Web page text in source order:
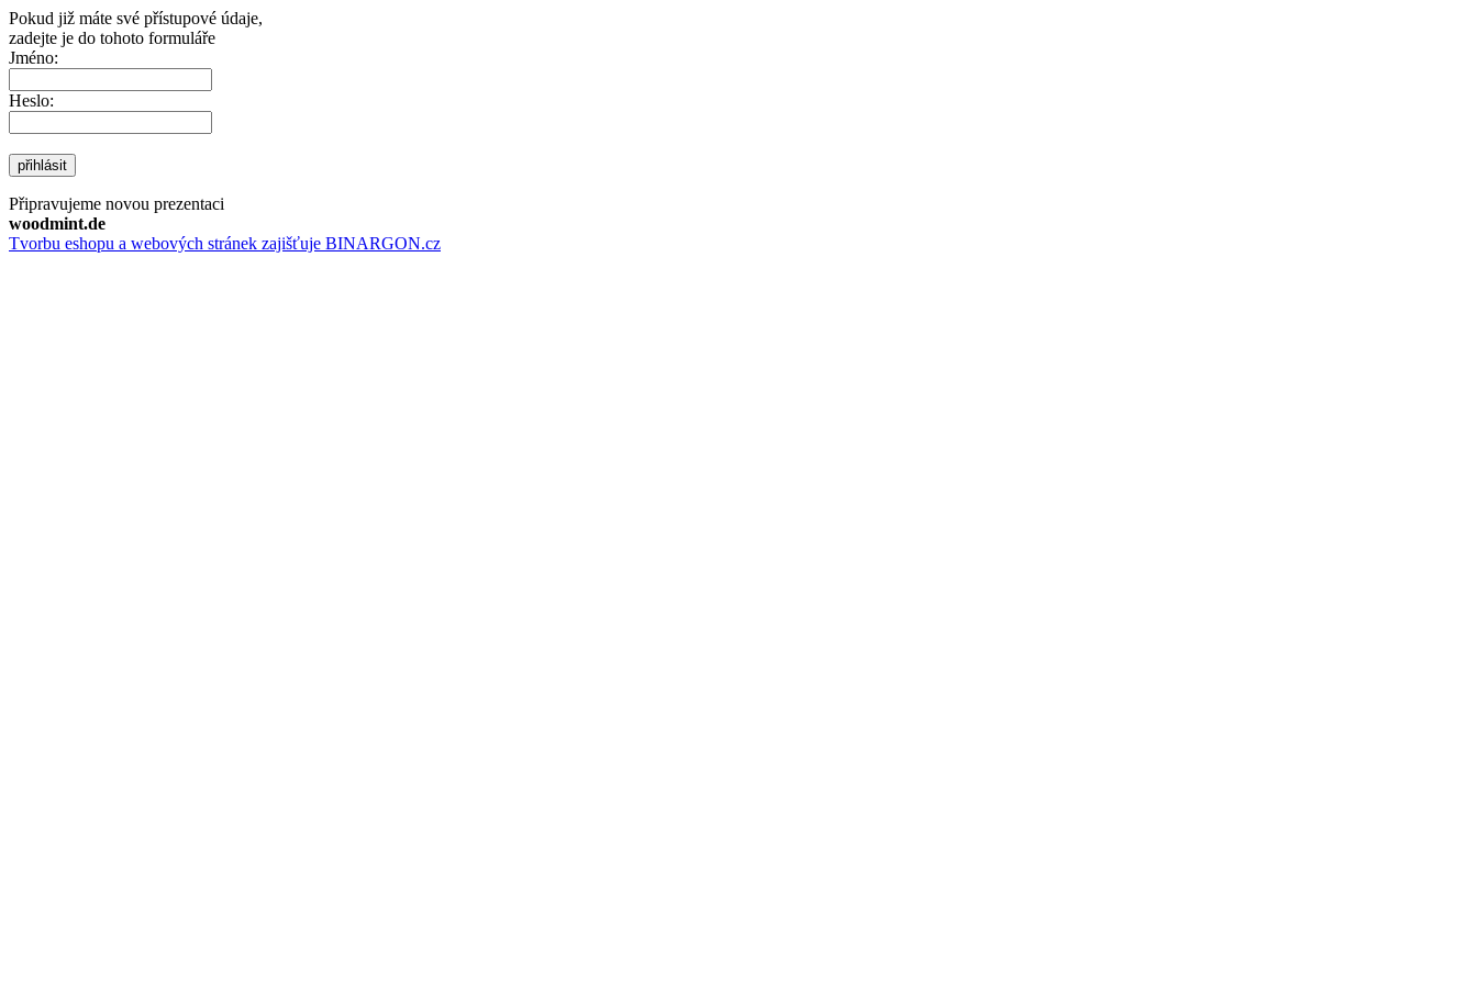
Pokud již máte své přístupové údaje,
zadejte je do tohoto formuláře
Jméno:
Heslo:
přihlásit
Připravujeme novou prezentaci
woodmint.de
Tvorbu eshopu a webových stránek zajišťuje BINARGON.cz